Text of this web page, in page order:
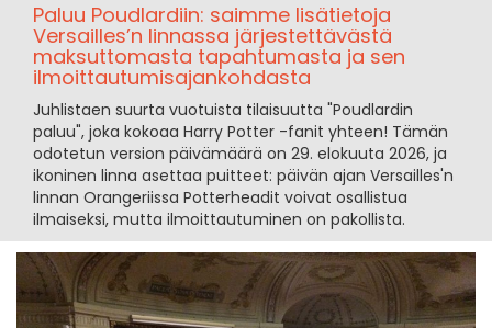
Paluu Poudlardiin: saimme lisätietoja
Versailles’n linnassa järjestettävästä
maksuttomasta tapahtumasta ja sen
ilmoittautumisajankohdasta
Juhlistaen suurta vuotuista tilaisuutta "Poudlardin
paluu", joka kokoaa Harry Potter -fanit yhteen! Tämän
odotetun version päivämäärä on 29. elokuuta 2026, ja
ikoninen linna asettaa puitteet: päivän ajan Versailles'n
linnan Orangeriissa Potterheadit voivat osallistua
ilmaiseksi, mutta ilmoittautuminen on pakollista.